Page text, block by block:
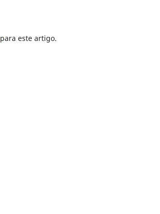
para este artigo.